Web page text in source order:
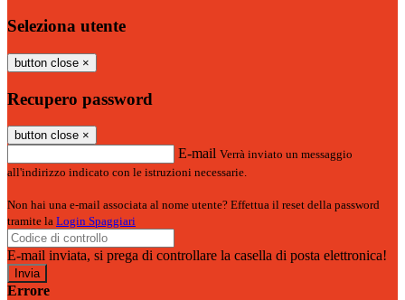
Seleziona utente
button close ×
Recupero password
button close ×
E-mail Verrà inviato un messaggio
all'indirizzo indicato con le istruzioni necessarie.
Non hai una e-mail associata al nome utente? Effettua il reset della password
tramite la Login Spaggiari
E-mail inviata, si prega di controllare la casella di posta elettronica!
Errore